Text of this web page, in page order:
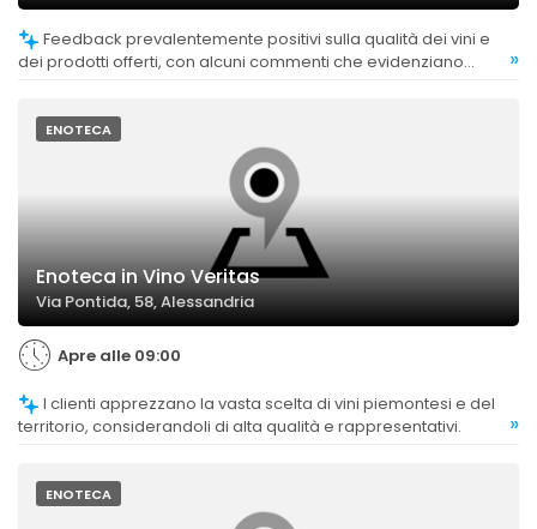
dei prodotti offerti, con alcuni commenti che evidenziano
»
ENOTECA
Enoteca in Vino Veritas
Via Pontida, 58, Alessandria
Apre alle 09:00
territorio, considerandoli di alta qualità e rappresentativi.
»
ENOTECA